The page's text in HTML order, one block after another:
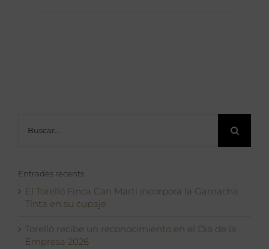
Entrades recents
El Torelló Finca Can Martí incorpora la Garnacha
Tinta en su cupaje
Torelló recibe un reconocimiento en el Dia de la
Empresa 2026